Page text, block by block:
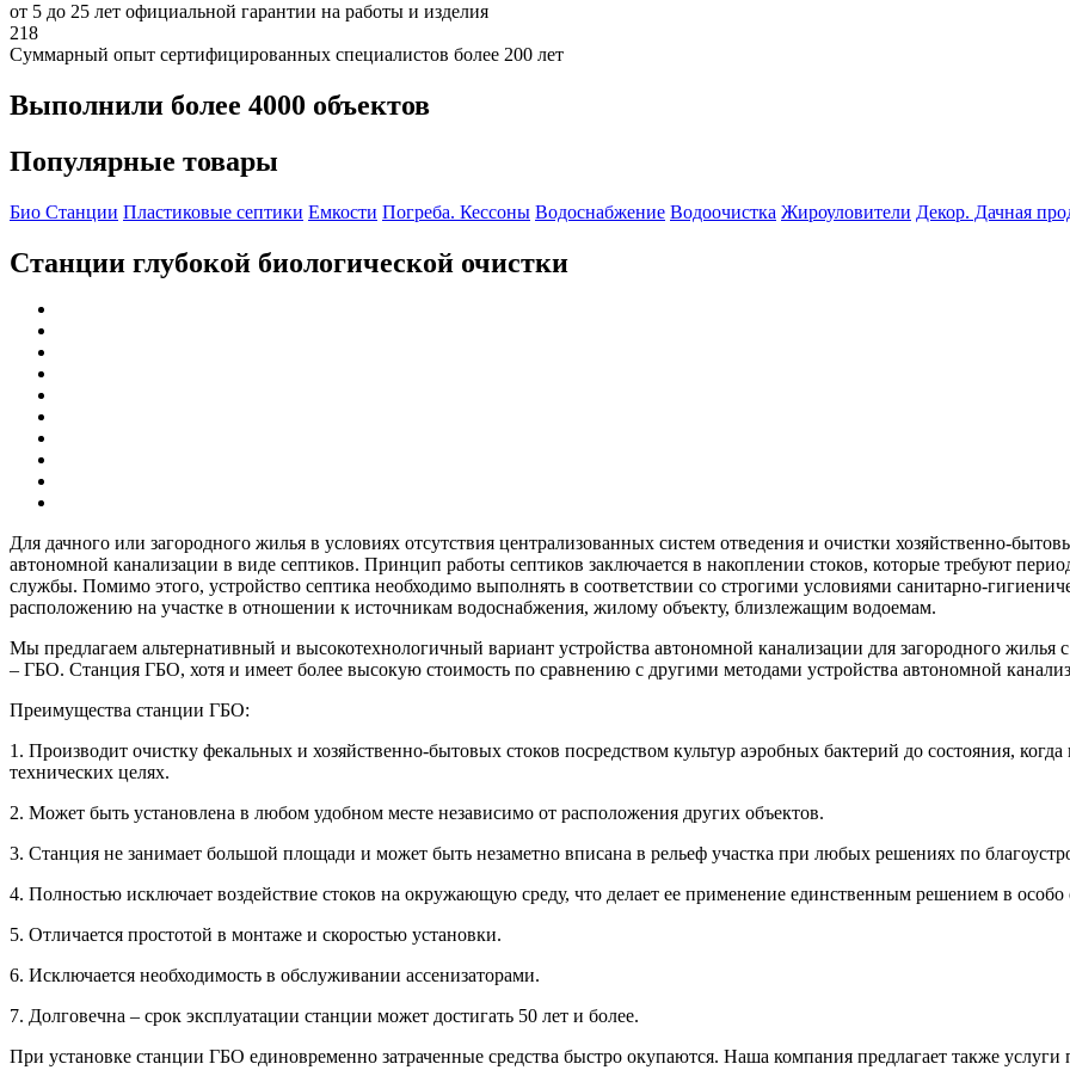
от 5 до 25 лет официальной гарантии на работы и изделия
218
Суммарный опыт сертифицированных специалистов более 200 лет
Выполнили более 4000 объектов
Популярные товары
Био Станции Пластиковые септики Емкости Погреба. Кессоны Водоснабжение Водоочистка Жироуловители Декор. Дачная
Станции глубокой биологической очистки
Для дачного или загородного жилья в условиях отсутствия централизованных систем отведения и очистки хозяйственно-
автономной канализации в виде септиков. Принцип работы септиков заключается в накоплении стоков, которые требуют
службы. Помимо этого, устройство септика необходимо выполнять в соответствии со строгими условиями санитарно-
расположению на участке в отношении к источникам водоснабжения, жилому объекту, близлежащим водоемам.
Мы предлагаем альтернативный и высокотехнологичный вариант устройства автономной канализации для загородного
– ГБО. Станция ГБО, хотя и имеет более высокую стоимость по сравнению с другими методами устройства автономной
Преимущества станции ГБО:
1. Производит очистку фекальных и хозяйственно-бытовых стоков посредством культур аэробных бактерий до состояния,
технических целях.
2. Может быть установлена в любом удобном месте независимо от расположения других объектов.
3. Станция не занимает большой площади и может быть незаметно вписана в рельеф участка при любых решениях по
4. Полностью исключает воздействие стоков на окружающую среду, что делает ее применение единственным решением в
5. Отличается простотой в монтаже и скоростью установки.
6. Исключается необходимость в обслуживании ассенизаторами.
7. Долговечна – срок эксплуатации станции может достигать 50 лет и более.
При установке станции ГБО единовременно затраченные средства быстро окупаются. Наша компания предлагает также